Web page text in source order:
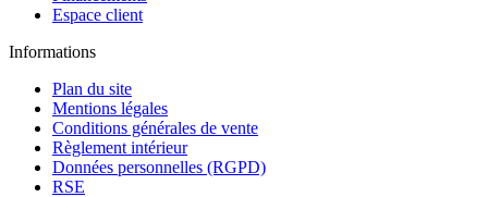
Espace client
Informations
Plan du site
Mentions légales
Conditions générales de vente
Règlement intérieur
Données personnelles (RGPD)
RSE